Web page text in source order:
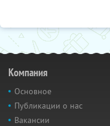
Компания
Основное
Публикации о нас
Вакансии